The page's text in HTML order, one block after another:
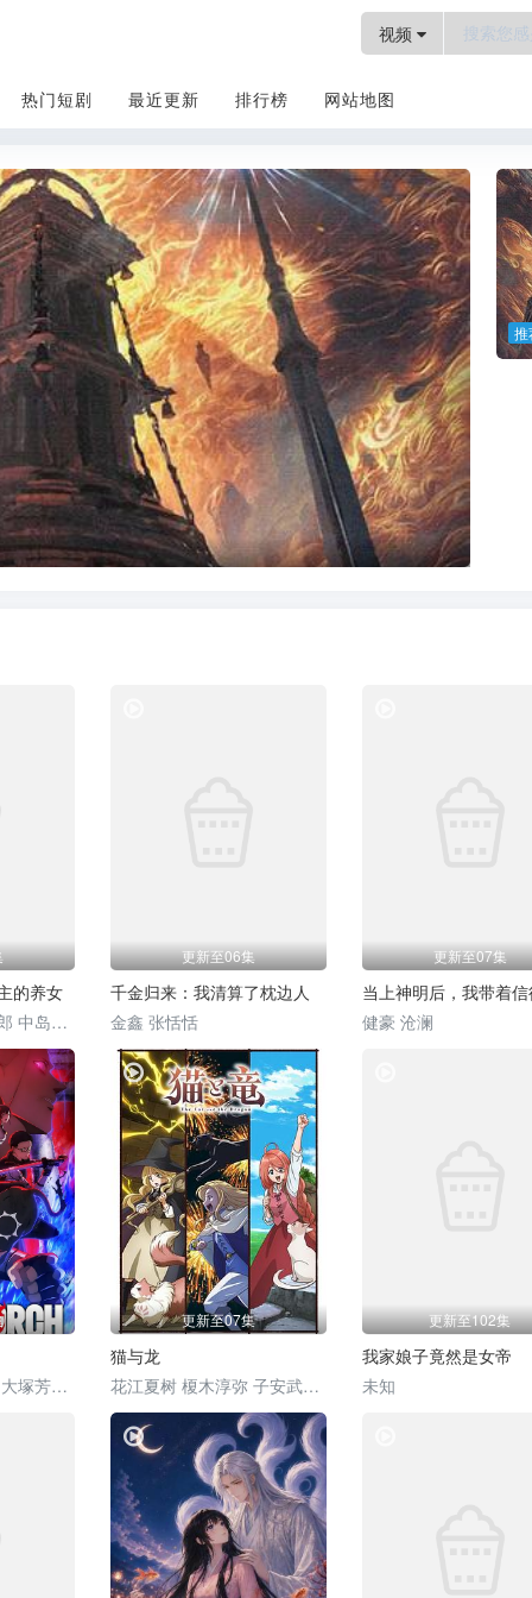
视频
热门短剧 最近更新 排行榜 网站地图
推
的养女
田村睦心 梅原裕一郎 中岛爱 子安武人 高山南 森川智之 井上和彦 安野希世乃 井口裕香 濑户麻沙美 东山奈央 三瓶由布子 田村由香里 前野智昭 井上喜久子 折笠富美子 白井悠介 小山刚志 山下诚一郎 山路和弘 寺崎裕香 小山茉美 宫泽清子 速水奖 福原克己 狩野翔
更新至06集
千金归来：我清算了枕边人
金鑫 张恬恬
更新至07集
健豪 沧澜
风车动漫
榎木淳弥 森川智之 大塚芳忠 千本木彩花 甲斐田裕子 冈本信彦 铃木崚汰 上田丽奈 诹访部顺一 辻亲八 上田燿司
更新至07集
猫与龙
花江夏树 榎木淳弥 子安武人 安济知佳 小市真琴 种崎敦美 井上喜久子 Noriaki Sugiyama 芹泽优 一条和矢 德留慎乃佑 速水奖 麻生智久 田所阳向 河濑茉希 白砂沙帆 和泉风花 上田燿司
更新至102集
我家娘子竟然是女帝
未知